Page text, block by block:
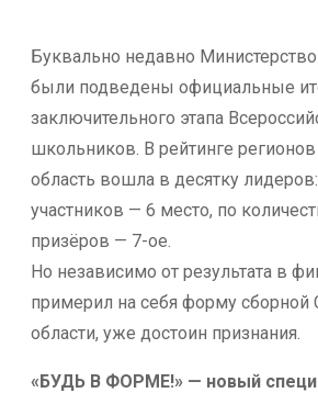
Буквально недавно
были подведены официальные
заключительного этапа
школьников. В рейтинге
область вошла в десятку
участников — 6 место, по
призёров — 7-ое.
Но независимо от результата в
примерил на себя форму сборной
области, уже достоин признания.
«БУДЬ В ФОРМЕ!» — новый